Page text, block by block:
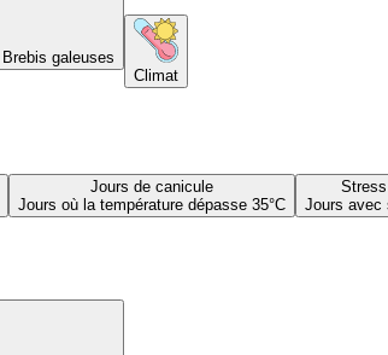
Brebis galeuses
Climat
Jours de canicule
Jours où la température dépasse 35°C
Jours avec